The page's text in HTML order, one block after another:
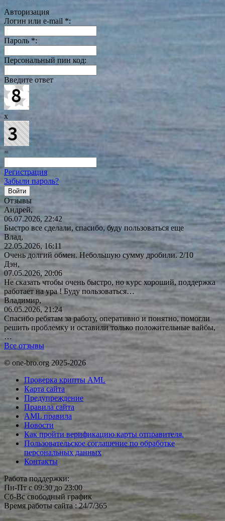
Авторизация
Логин или e-mail *:
Пароль *:
Персональный пин код:
Введите ответ
x
=
Регистрация
Забыли пароль?
Отзывы
Андрей,
06.07.2026, 22:42
Быстро все сделали, спасибо, буду пользоваться еще
Влад,
22.05.2026, 16:11
Очень долгий обмен. Небольшую сумму дробили. 2/10
Дэн,
07.05.2026, 20:06
Не сказать чтобы очень быстро, но курс хороший, поддержка
работает на ура ! Буду пользоваться…
Владимир,
06.05.2026, 21:24
Спасибо ребятам за работу, оперативно и понятно, помогли
решить проблемку и оставили только положительные вайбы,
…
Все отзывы
© one-bro.org 2025-2026
Проверка крипты AML
Карта сайта
Предупреждение
Правила сайта
AML правила
Новости
Как пройти верификацию карты отправителя.
Пользовательское соглашение по обработке
персональных данных
Контакты
Работа поддержки:
Пн-Пт с 09:30 до 23:00
Сб-Вс свободный график
Время работы сайта : 24/7/365